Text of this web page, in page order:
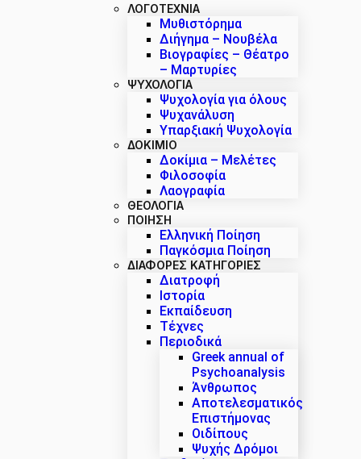
ΛΟΓΟΤΕΧΝΙΑ
Μυθιστόρημα
Διήγημα – Νουβέλα
Βιογραφίες – Θέατρο
– Μαρτυρίες
ΨΥΧΟΛΟΓΙΑ
Ψυχολογία για όλους
Ψυχανάλυση
Υπαρξιακή Ψυχολογία
ΔΟΚΊΜΙΟ
Δοκίμια – Μελέτες
Φιλοσοφία
Λαογραφία
ΘΕΟΛΟΓΙΑ
ΠΟΙΗΣΗ
Ελληνική Ποίηση
Παγκόσμια Ποίηση
ΔΙΑΦΟΡΕΣ ΚΑΤΗΓΟΡΙΕΣ
Διατροφή
Ιστορία
Εκπαίδευση
Τέχνες
Περιοδικά
Greek annual of
Psychoanalysis
Άνθρωπος
Αποτελεσματικός
Επιστήμονας
Οιδίπους
Ψυχής Δρόμοι